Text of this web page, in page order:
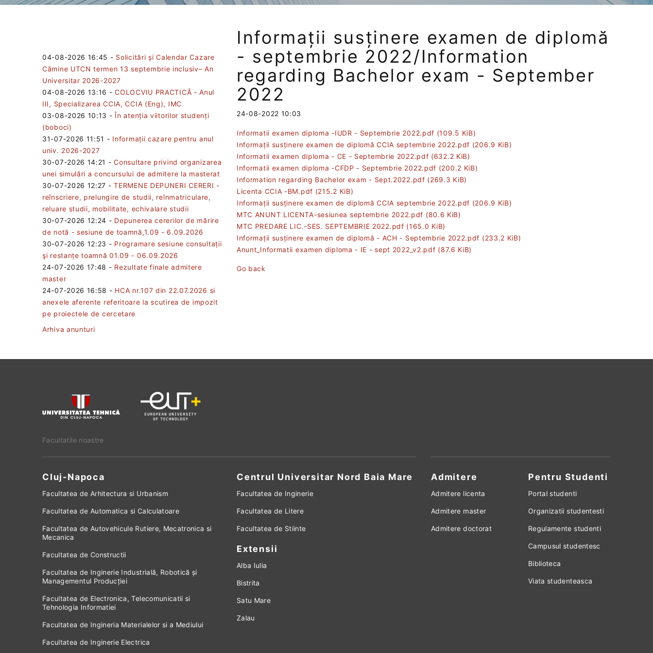
04-08-2026 16:45 - Solicitări și Calendar Cazare
Cămine UTCN termen 13 septembrie inclusiv– An
Universitar 2026-2027
04-08-2026 13:16 -COLOCVIU PRACTICĂ - Anul
III, Specializarea CCIA, CCIA (Eng), IMC
03-08-2026 10:13 -În atenția viitorilor studenți
(boboci)
31-07-2026 11:51 - Informații cazare pentru anul
univ. 2026-2027
30-07-2026 14:21 -Consultare privind organizarea
unei simulări a concursului de admitere la masterat
30-07-2026 12:27 -TERMENE DEPUNERI CERERI -
reînscriere, prelungire de studii, reînmatriculare,
reluare studii, mobilitate, echivalare studii
30-07-2026 12:24 - Depunerea cererilor de mărire
de notă - sesiune de toamnă,1.09 - 6.09.2026
30-07-2026 12:23 - Programare sesiune consultații
şi restanțe toamnă 01.09 - 06.09.2026
24-07-2026 17:48 - Rezultate finale admitere
master
24-07-2026 16:58 - HCA nr.107 din 22.07.2026 si
anexele aferente referitoare la scutirea de impozit
pe proiectele de cercetare
Arhiva anunturi
Informații susținere examen de diplomă
- septembrie 2022/Information
regarding Bachelor exam - September
2022
24-08-2022 10:03
Informatii examen diploma -IUDR - Septembrie 2022.pdf (109.5 KiB)
Informații susținere examen de diplomă CCIA septembrie 2022.pdf (206.9 KiB)
Informatii examen diploma - CE - Septembrie 2022.pdf (632.2 KiB)
Informatii examen diploma -CFDP - Septembrie 2022.pdf (200.2 KiB)
Information regarding Bachelor exam - Sept.2022.pdf (269.3 KiB)
Licenta CCIA -BM.pdf (215.2 KiB)
Informații susținere examen de diplomă CCIA septembrie 2022.pdf (206.9 KiB)
MTC ANUNT LICENTA-sesiunea septembrie 2022.pdf (80.6 KiB)
MTC PREDARE LIC.-SES. SEPTEMBRIE 2022.pdf (165.0 KiB)
Informații susținere examen de diplomă - ACH - Septembrie 2022.pdf (233.2 KiB)
Anunt_Informatii examen diploma - IE - sept 2022_v2.pdf (87.6 KiB)
Go back
Facultatile noastre
Cluj-Napoca Centrul Universitar Nord Baia Mare
Facultatea de Arhitectura si Urbanism
Facultatea de Automatica si Calculatoare
Facultatea de Autovehicule Rutiere, Mecatronica si
Mecanica
Facultatea de Constructii
Facultatea de Inginerie Industrială, Robotică și
Managementul Producției
Facultatea de Electronica, Telecomunicatii si
Tehnologia Informatiei
Facultatea de Ingineria Materialelor si a Mediului
Facultatea de Inginerie Electrica
Facultatea de Inginerie
Facultatea de Litere
Facultatea de Stiinte
Extensii
Alba Iulia
Bistrita
Satu Mare
Zalau
Admitere
Admitere licenta
Admitere master
Admitere doctorat
Pentru Studenti
Portal studenti
Organizatii studentesti
Regulamente studenti
Campusul studentesc
Biblioteca
Viata studenteasca